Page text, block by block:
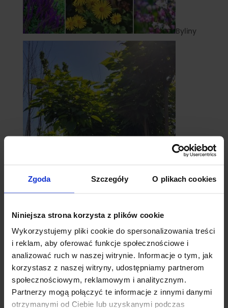
Zgoda Szczegóły O plikach cookies
Niniejsza strona korzysta z plików cookie
Wykorzystujemy pliki cookie do spersonalizowania treści
i reklam, aby oferować funkcje społecznościowe i
analizować ruch w naszej witrynie. Informacje o tym, jak
korzystasz z naszej witryny, udostępniamy partnerom
społecznościowym, reklamowym i analitycznym.
Partnerzy mogą połączyć te informacje z innymi danymi
otrzymanymi od Ciebie lub uzyskanymi podczas
Byliny